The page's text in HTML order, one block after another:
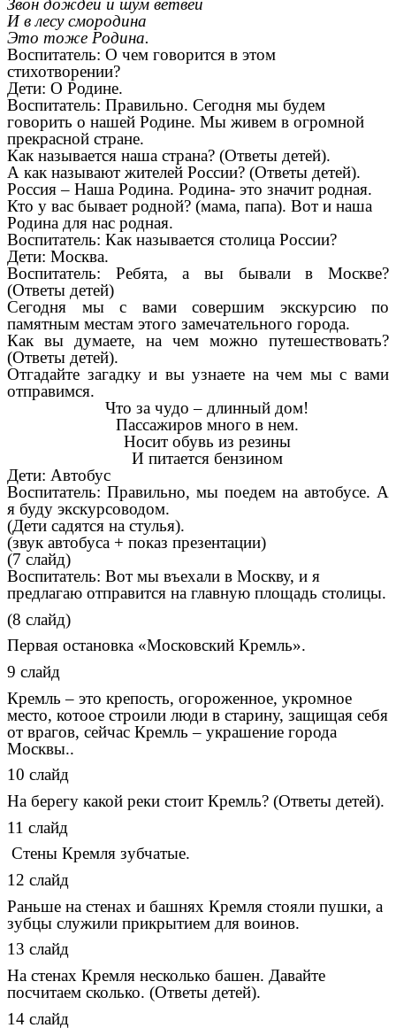
Звон дождей и шум ветвей
И в лесу смородина
Это тоже Родина.
Воспитатель: О чем говорится в этом
стихотворении?
Дети: О Родине.
Воспитатель: Правильно. Сегодня мы будем
говорить о нашей Родине. Мы живем в огромной
прекрасной стране.
Как называется наша страна? (Ответы детей).
А как называют жителей России? (Ответы детей).
Россия – Наша Родина. Родина- это значит родная.
Кто у вас бывает родной? (мама, папа). Вот и наша
Родина для нас родная.
Воспитатель: Как называется столица России?
Дети: Москва.
Воспитатель: Ребята, а вы бывали в Москве?
(Ответы детей)
Сегодня мы с вами совершим экскурсию по
памятным местам этого замечательного города.
Как вы думаете, на чем можно путешествовать?
(Ответы детей).
Отгадайте загадку и вы узнаете на чем мы с вами
отправимся.
Что за чудо – длинный дом!
Пассажиров много в нем.
Носит обувь из резины
И питается бензином
Дети: Автобус
Воспитатель: Правильно, мы поедем на автобусе. А
я буду экскурсоводом.
(Дети садятся на стулья).
(звук автобуса + показ презентации)
(7 слайд)
Воспитатель: Вот мы въехали в Москву, и я
предлагаю отправится на главную площадь столицы.
(8 слайд)
Первая остановка «Московский Кремль».
9 слайд
Кремль – это крепость, огороженное, укромное
место, котоое строили люди в старину, защищая себя
от врагов, сейчас Кремль – украшение города
Москвы..
10 слайд
На берегу какой реки стоит Кремль? (Ответы детей).
11 слайд
Стены Кремля зубчатые.
12 слайд
Раньше на стенах и башнях Кремля стояли пушки, а
зубцы служили прикрытием для воинов.
13 слайд
На стенах Кремля несколько башен. Давайте
посчитаем сколько. (Ответы детей).
14 слайд